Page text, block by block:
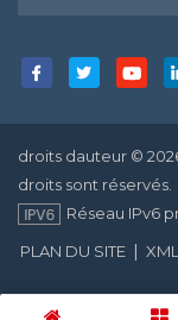
droits dauteur ©
droits sont réservés.
Réseau IPv6
PLAN DU SITE | XML